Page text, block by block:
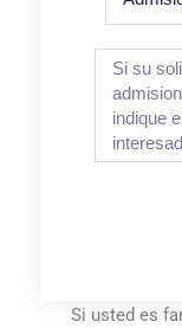
Si usted es